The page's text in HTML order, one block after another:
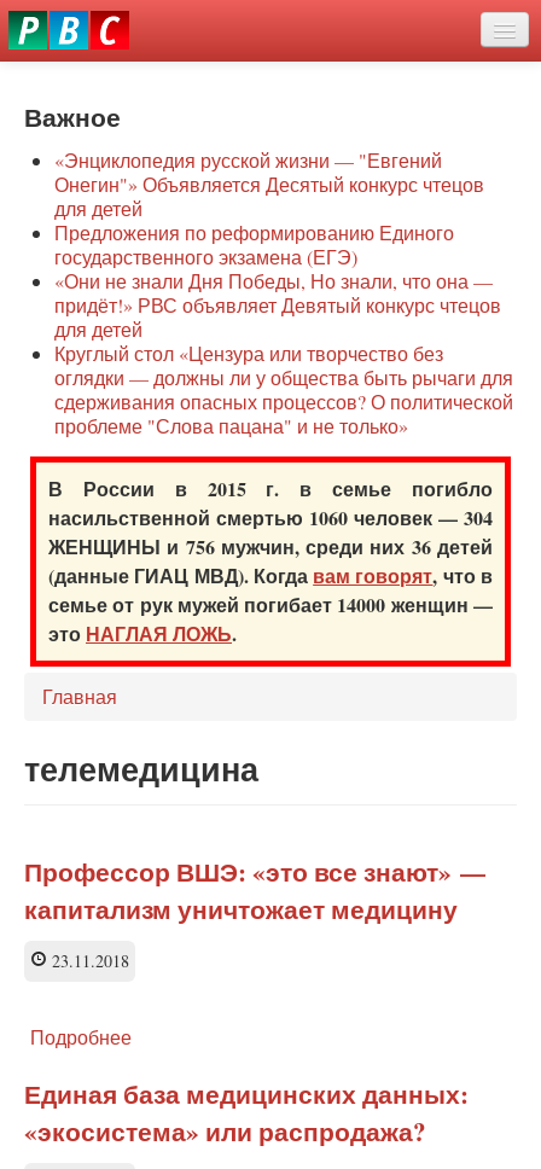
Перейти
к
О нас
Защита семей
Образование
Наше сопротивление
Регионы
Видео
Важное
«Энциклопедия русской жизни — "Евгений
Онегин"» Объявляется Десятый конкурс чтецов
для детей
Предложения по реформированию Единого
государственного экзамена (ЕГЭ)
«Они не знали Дня Победы, Но знали, что она —
придёт!» РВС объявляет Девятый конкурс чтецов
для детей
Круглый стол «Цензура или творчество без
оглядки — должны ли у общества быть рычаги для
сдерживания опасных процессов? О политической
проблеме "Слова пацана" и не только»
В России в 2015 г. в семье погибло
насильственной смертью 1060 человек — 304
ЖЕНЩИНЫ и 756 мужчин, среди них 36 детей
(данные ГИАЦ МВД). Когда вам говорят, что в
семье от рук мужей погибает 14000 женщин —
это НАГЛАЯ ЛОЖЬ.
Главная
телемедицина
Профессор ВШЭ: «это все знают» —
капитализм уничтожает медицину
23.11.2018
Подробнее
ВШЭ:
«это
все
Единая база медицинских данных:
«экосистема» или распродажа?